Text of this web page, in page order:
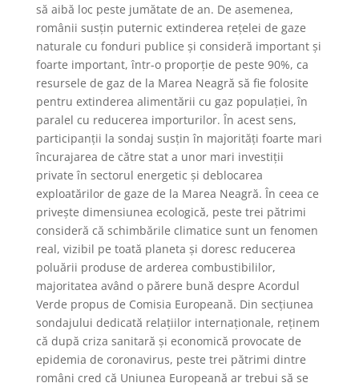
să aibă loc peste jumătate de an. De asemenea,
românii susțin puternic extinderea rețelei de gaze
naturale cu fonduri publice și consideră important și
foarte important, într-o proporție de peste 90%, ca
resursele de gaz de la Marea Neagră să fie folosite
pentru extinderea alimentării cu gaz populației, în
paralel cu reducerea importurilor. În acest sens,
participanții la sondaj susțin în majorități foarte mari
încurajarea de către stat a unor mari investiții
private în sectorul energetic și deblocarea
exploatărilor de gaze de la Marea Neagră. În ceea ce
privește dimensiunea ecologică, peste trei pătrimi
consideră că schimbările climatice sunt un fenomen
real, vizibil pe toată planeta și doresc reducerea
poluării produse de arderea combustibililor,
majoritatea având o părere bună despre Acordul
Verde propus de Comisia Europeană. Din secțiunea
sondajului dedicată relațiilor internaționale, reținem
că după criza sanitară și economică provocate de
epidemia de coronavirus, peste trei pătrimi dintre
români cred că Uniunea Europeană ar trebui să se